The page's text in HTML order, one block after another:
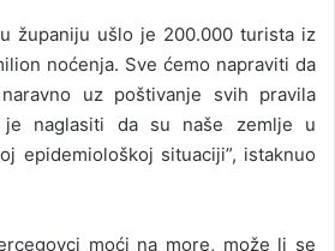
županiju ušlo je 200.000 turista iz
noćenja. Sve ćemo napraviti da
uz poštivanje svih pravila
je naglasiti da su naše zemlje u
epidemiološkoj situaciji”, istaknuo
moći na more, može li se